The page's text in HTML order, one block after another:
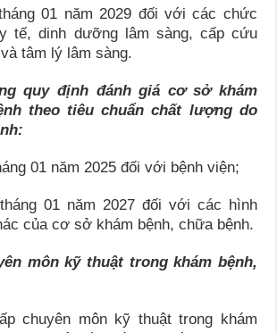
01 năm 2029 đối với các chức
tế, dinh dưỡng lâm sàng, cấp cứu
tâm lý lâm sàng.
quy định đánh giá cơ sở khám
theo tiêu chuẩn chất lượng do
01 năm 2025 đối với bệnh viện;
01 năm 2027 đối với các hình
của cơ sở khám bệnh, chữa bệnh.
môn kỹ thuật trong khám bệnh,
chuyên môn kỹ thuật trong khám